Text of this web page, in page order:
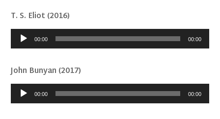
T. S. Eliot (2016)
Audió
lejátszó00:00 00:00
John Bunyan (2017)
Audió
lejátszó00:00 00:00